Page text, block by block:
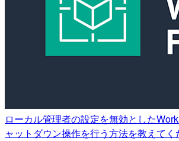
ローカル管理者の設定を無効とした
ャットダウン操作を行う方法を教えてく